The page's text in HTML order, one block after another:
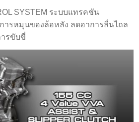
SYSTEM ระบบแทรคชัน
รหมุนของล้อหลัง ลดอาการลื่นไถล
ารขับขี่